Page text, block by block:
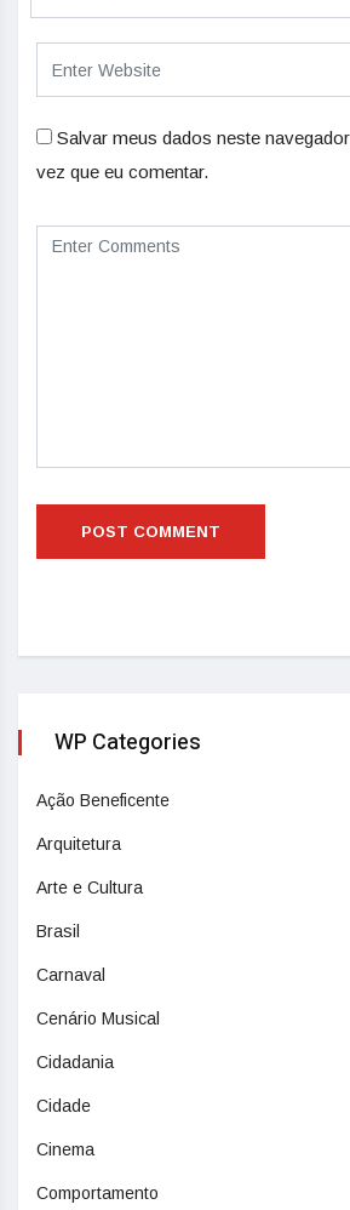
Salvar meus dados neste
vez que eu comentar.
WP Categories
Ação Beneficente
Arquitetura
Arte e Cultura
Brasil
Carnaval
Cenário Musical
Cidadania
Cidade
Cinema
Comportamento